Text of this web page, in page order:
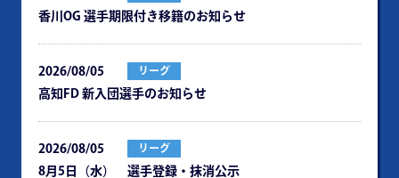
⾹川OG 選⼿期限付き移籍のお知らせ
2026/08/05 リーグ
⾼知FD 新⼊団選⼿のお知らせ
2026/08/05 リーグ
8月5日（水） 選手登録・抹消公示